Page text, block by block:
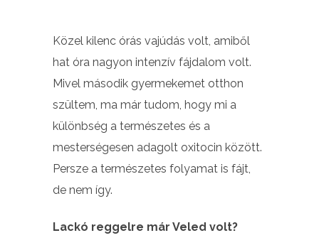
Közel kilenc órás vajúdás volt, amiből
hat óra nagyon intenzív fájdalom volt.
Mivel második gyermekemet otthon
szültem, ma már tudom, hogy mi a
különbség a természetes és a
mesterségesen adagolt oxitocin között.
Persze a természetes folyamat is fájt,
de nem így.
Lackó reggelre már Veled volt?